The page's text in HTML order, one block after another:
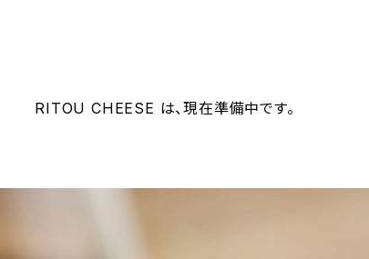
RITOU CHEESE は、現在準備中です。